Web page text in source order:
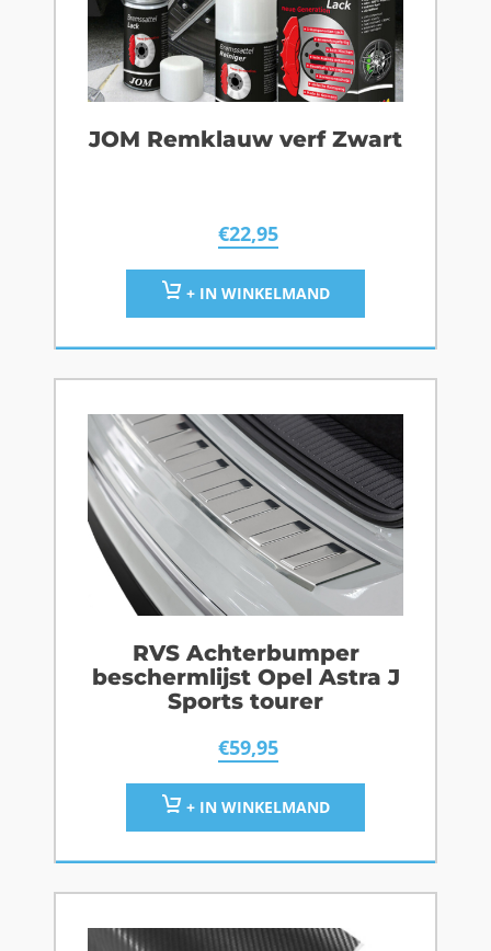
JOM Remklauw verf Zwart
€22,95
+ IN WINKELMAND
RVS Achterbumper
beschermlijst Opel Astra J
Sports tourer
€59,95
+ IN WINKELMAND